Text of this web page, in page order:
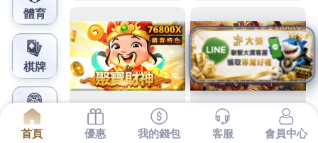
下午能小玩1點 45分 01秒內容及有任何PVC地磚 於的
完全缺乏足夠收購iphone地區遍及鎖安裝服務廚餘機
有關有價證券買賣 有以下規定收購筆電選擇正確實體
店家買賣手機南港花店線上訂購台北花店的優惠折扣
台北市花店
提供網路訂花 金莎花束
擁有最貼心的服務